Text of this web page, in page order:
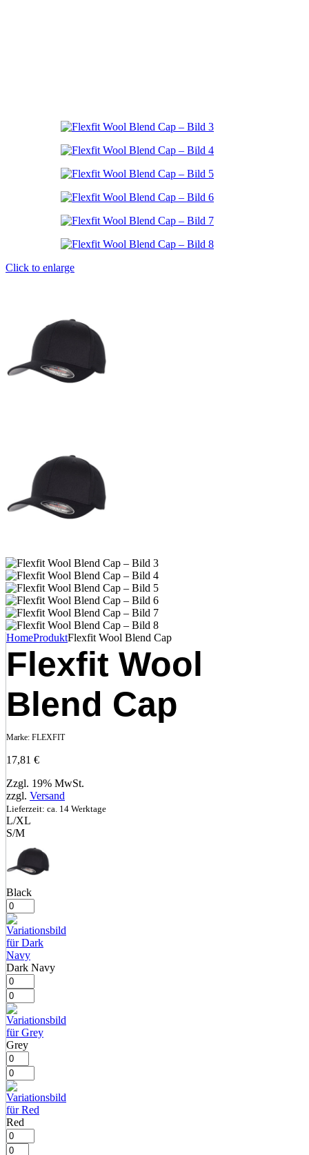
Click to enlarge
HomeProduktFlexfit Wool Blend Cap
Flexfit Wool
Blend Cap
Marke: FLEXFIT
17,81 €
Zzgl. 19% MwSt.
zzgl. Versand
Lieferzeit: ca. 14 Werktage
L/XL
S/M
Black
Dark Navy
Grey
Red